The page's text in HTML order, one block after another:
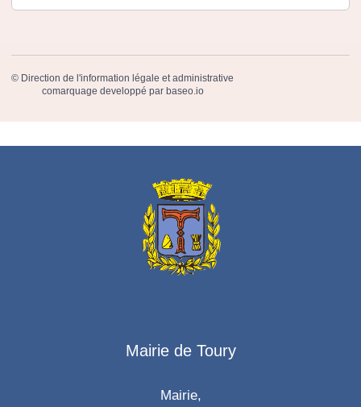
© Direction de l'information légale et administrative
comarquage developpé par baseo.io
Mairie de Toury
Mairie,